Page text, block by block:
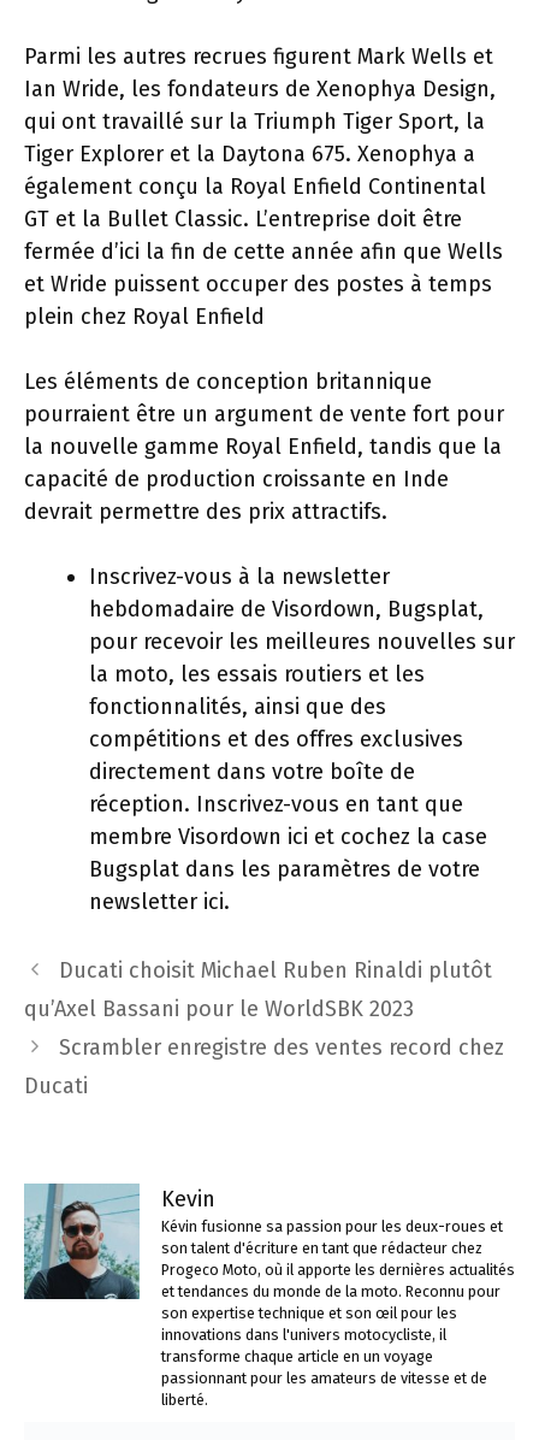
Parmi les autres recrues figurent Mark Wells et
Ian Wride, les fondateurs de Xenophya Design,
qui ont travaillé sur la Triumph Tiger Sport, la
Tiger Explorer et la Daytona 675. Xenophya a
également conçu la Royal Enfield Continental
GT et la Bullet Classic. L’entreprise doit être
fermée d’ici la fin de cette année afin que Wells
et Wride puissent occuper des postes à temps
plein chez Royal Enfield
Les éléments de conception britannique
pourraient être un argument de vente fort pour
la nouvelle gamme Royal Enfield, tandis que la
capacité de production croissante en Inde
devrait permettre des prix attractifs.
Inscrivez-vous à la newsletter
hebdomadaire de Visordown, Bugsplat,
pour recevoir les meilleures nouvelles sur
la moto, les essais routiers et les
fonctionnalités, ainsi que des
compétitions et des offres exclusives
directement dans votre boîte de
réception. Inscrivez-vous en tant que
membre Visordown ici et cochez la case
Bugsplat dans les paramètres de votre
newsletter ici.
Navigation
des
Ducati choisit Michael Ruben Rinaldi plutôt
qu’Axel Bassani pour le WorldSBK 2023
Scrambler enregistre des ventes record chez
Ducati
Kevin
Kévin fusionne sa passion pour les deux-roues et
son talent d'écriture en tant que rédacteur chez
Progeco Moto, où il apporte les dernières actualités
et tendances du monde de la moto. Reconnu pour
son expertise technique et son œil pour les
innovations dans l'univers motocycliste, il
transforme chaque article en un voyage
passionnant pour les amateurs de vitesse et de
liberté.